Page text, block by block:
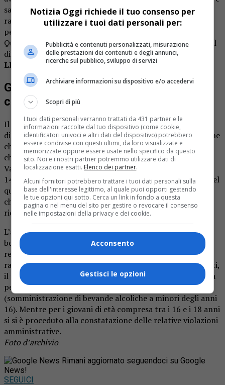
sanzionato amministrativamente per aver servito alcol a
ragazzi tra i 16 e i 18 anni. Una violazione accertata dal
personale della divisione polizia amministrativa della
Questura di Vercelli e della polizia stradale di Vercelli e del
distaccamento polizia stradale di Varallo.
LEGGI ANCHE:Alcol a minori: multa da 4mila euro
Gli agenti hanno fatto finta di essere
clienti
Il controllo è stato effettuato nei giorni scorsi all’interno
di un bar di Varallo dalle forze dell’ordine. Forze dell’ordine
che erano state avvertite della situazione da un genitore
che ha contattato il distaccamento polizia stradale di
Varallo riferendo che, durante il fine settimana, la figlia
14enne aveva trascorso la serata in un locale della città nel
quale si era intrattenuta consumando bevande alcoliche
che avevano causato alla giovane un malore tale da
richiedere l’intervento di personale del 118.
L’attività di controllo ha impiegato di personale in
borghese all’interno del locale che ha constatato il
reiterato consumo di alcolici da parte di giovanissimi,
ragazzini tra i 14 e i 17 anni. Al termine degli accertamenti,
il titolare del locale è stato deferito all’autorità giudiziaria
per la violazione dell’articolo 689 del codice penale
(somministrazione di bevande alcoliche a minori degli anni
16). Mentre per i giovani di età compresa tra i 16 e i 18 anni
si si è proceduto alla constatazione delle relative violazioni
amministrative.
Foto d’archivio
Rimani aggiornato seguendoci su Google
News!
SEGUICI
Notizia Oggi richiede il tuo consenso per
utilizzare i tuoi dati personali per:
Pubblicità e contenuti personalizzati, misurazione
delle prestazioni dei contenuti e degli annunci,
ricerche sul pubblico, sviluppo di servizi
Archiviare informazioni su dispositivo e/o accedervi
Scopri di più
I tuoi dati personali verranno trattati da 431 partner e le
informazioni raccolte dal tuo dispositivo (come cookie,
identificatori univoci e altri dati del dispositivo) potrebbero
essere condivise con questi ultimi, da loro visualizzate e
memorizzate oppure essere usate nello specifico da questo
sito. Noi e i nostri partner potremmo utilizzare dati di
localizzazione esatti. Elenco dei partner.
Alcuni fornitori potrebbero trattare i tuoi dati personali sulla
base dell'interesse legittimo, al quale puoi opporti gestendo
le tue opzioni qui sotto. Cerca un link in fondo a questa
pagina o nel menu del sito per gestire o revocare il consenso
nelle impostazioni della privacy e dei cookie.
Acconsento
Gestisci le opzioni